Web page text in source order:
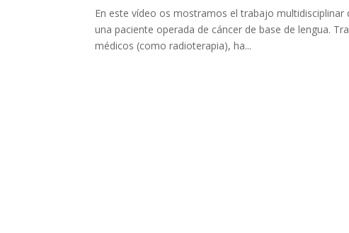
En este vídeo os mostramos el trabajo
una paciente operada de cáncer de base de lengua.
médicos (como radioterapia), ha...